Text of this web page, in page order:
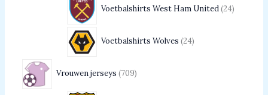
Voetbalshirts West Ham United 24
Voetbalshirts Wolves 24
Vrouwen jerseys 709